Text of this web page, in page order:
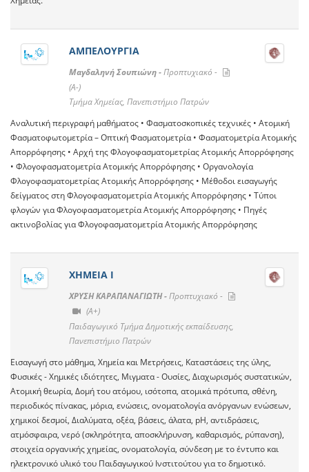
ΑΜΠΕΛΟΥΡΓΙΑ
Μαγδαληνή Σουπιώνη -Προπτυχιακό -
(A-)
Τμήμα Χημείας, Πανεπιστήμιο Πατρών
Αναλυτική περιγραφή μαθήματος • Φασματοσκοπικές τεχνικές • Ατομική
Φασματοφωτομετρία – Οπτική Φασματομετρία • Φασματομετρία Ατομικής
Απορρόφησης • Αρχή της Φλογοφασματομετρίας Ατομικής Απορρόφησης
• Φλογοφασματομετρία Ατομικής Απορρόφησης • Οργανολογία
Φλογοφασματομετρίας Ατομικής Απορρόφησης • Μέθοδοι εισαγωγής
δείγματος στη Φλογοφασματομετρία Ατομικής Απορρόφησης • Τύποι
φλογών για Φλογοφασματομετρία Ατομικής Απορρόφησης • Πηγές
ακτινοβολίας για Φλογοφασματομετρία Ατομικής Απορρόφησης
ΧΗΜΕΙΑ Ι
ΧΡΥΣΗ ΚΑΡΑΠΑΝΑΓΙΩΤΗ -Προπτυχιακό -
(A+)
Παιδαγωγικό Τμήμα Δημοτικής εκπαίδευσης,
Πανεπιστήμιο Πατρών
Εισαγωγή στο μάθημα, Χημεία και Μετρήσεις, Kαταστάσεις της ύλης,
Φυσικές - Χημικές ιδιότητες, Μιγματα - Ουσίες, Διαχωρισμός συστατικών,
Ατομική θεωρία, Δομή του ατόμου, ισότοπα, ατομικά πρότυπα, σθένη,
περιοδικός πίνακας, μόρια, ενώσεις, ονοματολογία ανόργανων ενώσεων,
χημικοί δεσμοί, Διαλύματα, οξέα, βάσεις, άλατα, pH, αντιδράσεις,
ατμόσφαιρα, νερό (σκληρότητα, αποσκλήρυνση, καθαρισμός, ρύπανση),
στοιχεία οργανικής χημείας, ονοματολογία, σύνδεση με το έντυπο και
ηλεκτρονικό υλικό του Παιδαγωγικού Ινστιτούτου για το δημοτικό.